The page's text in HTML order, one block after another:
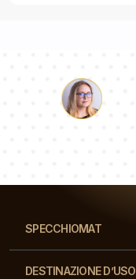
SPECCHIOMAT
DESTINAZIONE D’USO